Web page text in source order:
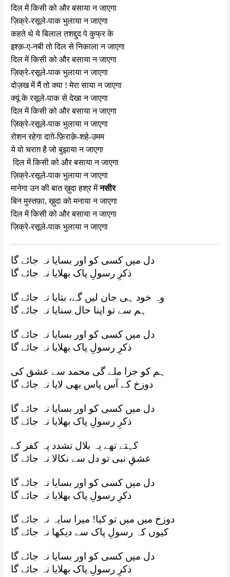
दिल में किसी को और बसाया न जाएगा
ज़िक्रे-रसूले-पाक भुलाया न जाएगा
कहते थे ये बिलाल तशद्दुद पे कुफ्र के
इश्क़-ए-नबी तो दिल से निकाला न जाएगा
दिल में किसी को और बसाया न जाएगा
ज़िक्रे-रसूले-पाक भुलाया न जाएगा
दोज़ख में मैं तो क्या ! मेरा साया न जाएगा
क्यूं के रसूले-पाक से देखा न जाएगा
दिल में किसी को और बसाया न जाएगा
ज़िक्रे-रसूले-पाक भुलाया न जाएगा
रोशन रहेगा दाग़े-फ़िराक़े-शहे-उमम
ये वो चराग़ है जो बुझाया न जाएगा
दिल में किसी को और बसाया न जाएगा
ज़िक्रे-रसूले-पाक भुलाया न जाएगा
मानेगा उन की बात ख़ुदा हश्र मेंनसीर
बिन मुस्तफ़ा, ख़ुदा को मनाया न जाएगा
दिल में किसी को और बसाया न जाएगा
ज़िक्रे-रसूले-पाक भुलाया न जाएगा
دل میں کسی کو اور بسایا نہ جائے گا
ذکرِ رسولِ پاک بھلایا نہ جائے گا
وہ خود ہی جان لیں گے، بتایا نہ جائے گا
ہم سے تو اپنا حال سنایا نہ جائے گا
دل میں کسی کو اور بسایا نہ جائے گا
ذکرِ رسولِ پاک بھلایا نہ جائے گا
ہم کو جزا ملے گی محمد سے عشق کی
دوزخ کے آس پاس بھی لایا نہ جائے گا
دل میں کسی کو اور بسایا نہ جائے گا
ذکرِ رسولِ پاک بھلایا نہ جائے گا
کہتے تھے یہ بلال تشدد پہ کفر کے
عشقِ نبی تو دل سے نکالا نہ جائے گا
دل میں کسی کو اور بسایا نہ جائے گا
ذکرِ رسولِ پاک بھلایا نہ جائے گا
دوزخ میں میں تو کیا! میرا سایہ نہ جائے گا
کیوں کہ رسولِ پاک سے دیکھا نہ جائے گا
دل میں کسی کو اور بسایا نہ جائے گا
ذکرِ رسولِ پاک بھلایا نہ جائے گا